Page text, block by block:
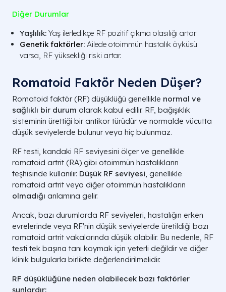
Diğer Durumlar
Yaşlılık: Yaş ilerledikçe RF pozitif çıkma olasılığı artar.
Genetik faktörler: Ailede otoimmün hastalık öyküsü
varsa, RF yüksekliği riski artar.
Romatoid Faktör Neden Düşer?
Romatoid faktör (RF) düşüklüğü genellikle normal ve
sağlıklı bir durum olarak kabul edilir. RF, bağışıklık
sisteminin ürettiği bir antikor türüdür ve normalde vücutta
düşük seviyelerde bulunur veya hiç bulunmaz.
RF testi, kandaki RF seviyesini ölçer ve genellikle
romatoid artrit (RA) gibi otoimmün hastalıkların
teşhisinde kullanılır. Düşük RF seviyesi, genellikle
romatoid artrit veya diğer otoimmün hastalıkların
olmadığı anlamına gelir.
Ancak, bazı durumlarda RF seviyeleri, hastalığın erken
evrelerinde veya RF'nin düşük seviyelerde üretildiği bazı
romatoid artrit vakalarında düşük olabilir. Bu nedenle, RF
testi tek başına tanı koymak için yeterli değildir ve diğer
klinik bulgularla birlikte değerlendirilmelidir.
RF düşüklüğüne neden olabilecek bazı faktörler
şunlardır: